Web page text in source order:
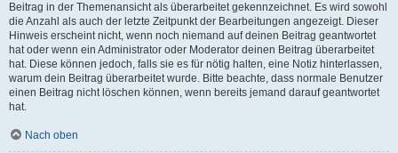
Beitrag in der Themenansicht als überarbeitet gekennzeichnet. Es wird sowohl
die Anzahl als auch der letzte Zeitpunkt der Bearbeitungen angezeigt. Dieser
Hinweis erscheint nicht, wenn noch niemand auf deinen Beitrag geantwortet
hat oder wenn ein Administrator oder Moderator deinen Beitrag überarbeitet
hat. Diese können jedoch, falls sie es für nötig halten, eine Notiz hinterlassen,
warum dein Beitrag überarbeitet wurde. Bitte beachte, dass normale Benutzer
einen Beitrag nicht löschen können, wenn bereits jemand darauf geantwortet
hat.
Nach oben